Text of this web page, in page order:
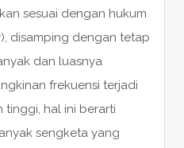
sesuai dengan hukum
disamping dengan tetap
dan luasnya
frekuensi terjadi
hal ini berarti
sengketa yang